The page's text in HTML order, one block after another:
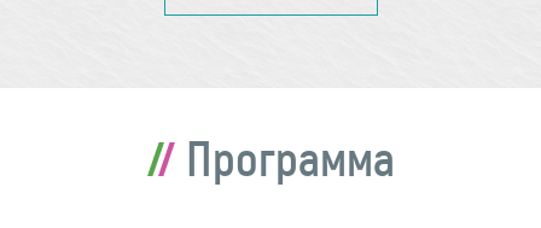
Программа